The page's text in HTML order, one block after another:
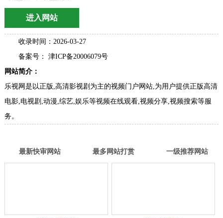
进入网站
收录时间：2026-03-27
备案号： 津ICP备20006079号
网站简介：
乐视网是以正版,高清影视剧为主的视频门户网站,为用户提供正版高清
电影,电视剧,动漫,综艺,娱乐等视频在线观看,视频分享,视频搜索等服
务。
最新快审网站 最多网站打赏 一级推荐网站